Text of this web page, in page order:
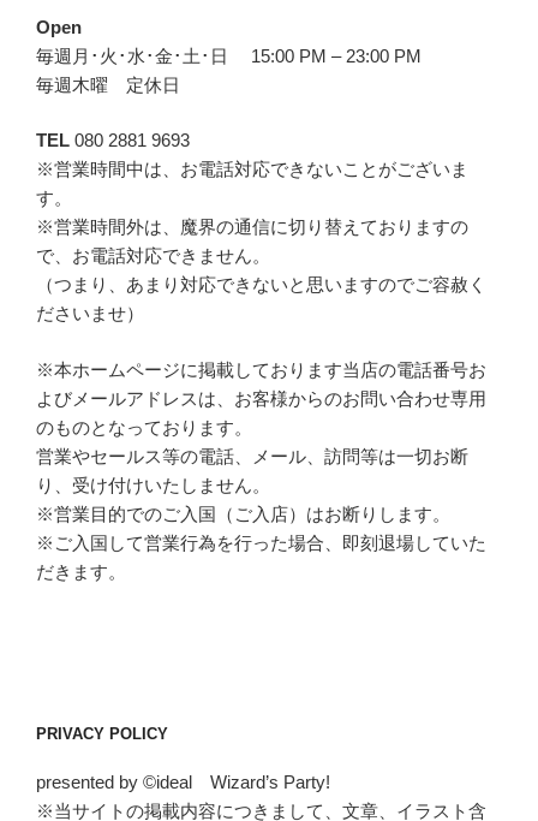
Open
毎週月･火･水･金･土･日 15:00 PM – 23:00 PM
毎週木曜 定休日
TEL 080 2881 9693
※営業時間中は、お電話対応できないことがございま
す。
※営業時間外は、魔界の通信に切り替えておりますの
で、お電話対応できません。
（つまり、あまり対応できないと思いますのでご容赦く
ださいませ）
※本ホームページに掲載しております当店の電話番号お
よびメールアドレスは、お客様からのお問い合わせ専用
のものとなっております。
営業やセールス等の電話、メール、訪問等は一切お断
り、受け付けいたしません。
※営業目的でのご入国（ご入店）はお断りします。
※ご入国して営業行為を行った場合、即刻退場していた
だきます。
PRIVACY POLICY
presented by ©ideal Wizard’s Party!
※当サイトの掲載内容につきまして、文章、イラスト含